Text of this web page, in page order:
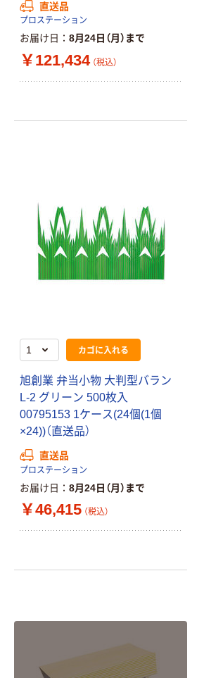
直送品
プロステーション
お届け日 8月24日（月）まで
￥121,434 （税込）
カゴに入れる
旭創業 弁当小物 大判型バラン
L-2 グリーン 500枚入
00795153 1ケース(24個(1個
×24))（直送品）
直送品
プロステーション
お届け日 8月24日（月）まで
￥46,415 （税込）